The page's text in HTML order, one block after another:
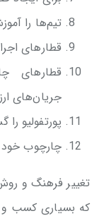
تیم‌ها را
قطارهای
قطارهای
جریان‌های
پورتفولیو
چارچوب خود
تغییر فرهنگ و